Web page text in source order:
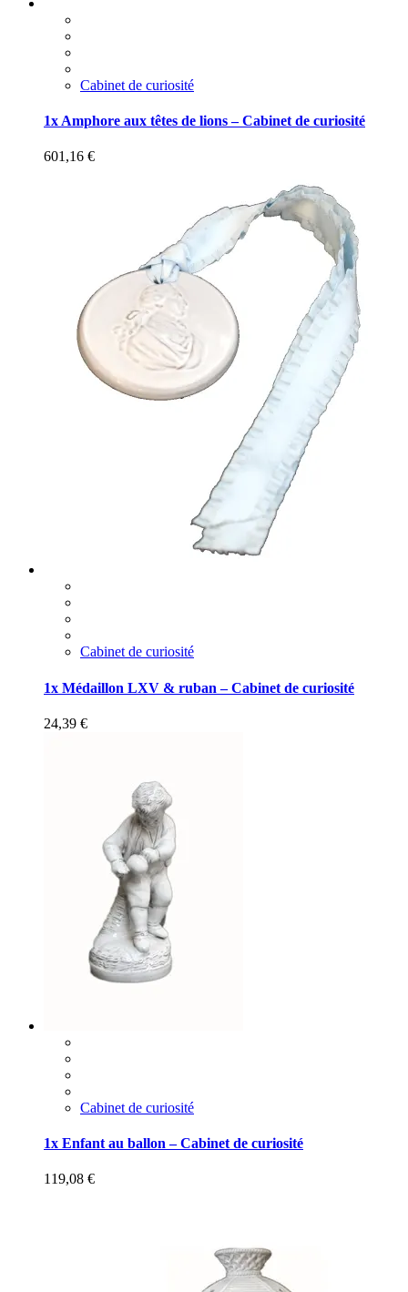
Cabinet de curiosité
1x Amphore aux têtes de lions – Cabinet de curiosité
601,16 €
Cabinet de curiosité
1x Médaillon LXV & ruban – Cabinet de curiosité
24,39 €
Cabinet de curiosité
1x Enfant au ballon – Cabinet de curiosité
119,08 €